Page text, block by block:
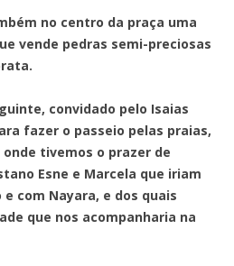
centro da praça uma
vende pedras semi-preciosas
pelo Isaias
fazer o passeio pelas praias,
tivemos o prazer de
Esne e Marcela que iriam
com Nayara, e dos quais
que nos acompanharia na